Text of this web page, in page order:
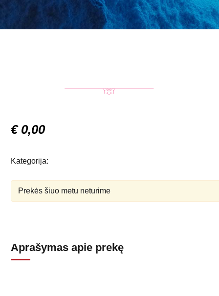
€ 0,00
Kategorija:
Prekės šiuo metu neturime
Aprašymas apie prekę